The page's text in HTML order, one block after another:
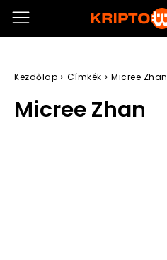
Kezdőlap Címkék Micree Zhan
Micree Zhan